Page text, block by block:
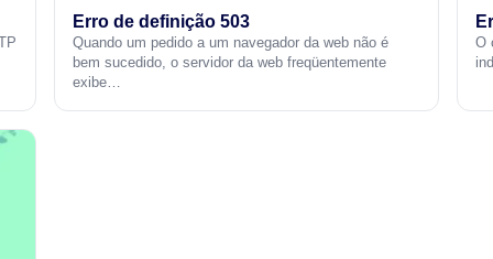
Erro de definição 503
Quando um pedido a um navegador da web não é
bem sucedido, o servidor da web freqüentemente
exibe…
O